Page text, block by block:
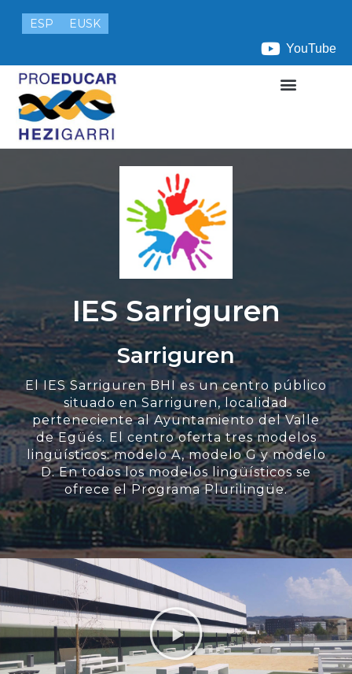
ESP EUSK
YouTube
IES Sarriguren
Sarriguren
El IES Sarriguren BHI es un centro público
situado en Sarriguren, localidad
perteneciente al Ayuntamiento del Valle
de Egüés. El centro oferta tres modelos
lingüísticos: modelo A, modelo G y modelo
D. En todos los modelos lingüísticos se
ofrece el Programa Plurilingüe.